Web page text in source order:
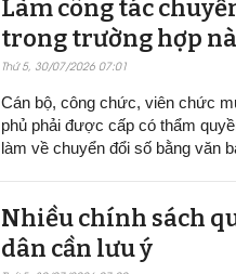
Làm công tác
trong trường hợp
Thứ 5, 30/07/2026 07:01
Cán bộ, công chức, viên chức
phủ phải được cấp có thẩm
làm về chuyển đổi số bằng văn
Nhiều chính sách
dân cần lưu ý